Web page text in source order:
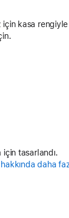
için kasa
tasarlandı.
daha